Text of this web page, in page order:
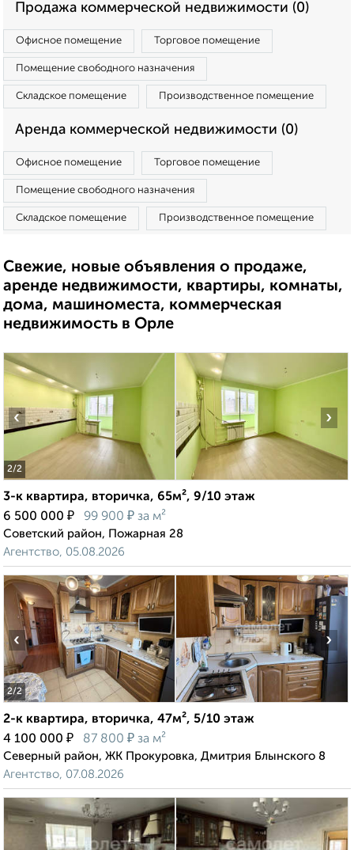
Продажа коммерческой недвижимости (0)
Офисное помещение Торговое помещение
Помещение свободного назначения
Складское помещение Производственное помещение
Аренда коммерческой недвижимости (0)
Офисное помещение Торговое помещение
Помещение свободного назначения
Складское помещение Производственное помещение
Свежие, новые объявления о продаже,
аренде недвижимости, квартиры, комнаты,
дома, машиноместа, коммерческая
недвижимость в Орле
2/2
‹ ›
3-к квартира, вторичка, 65м², 9/10 этаж
6 500 000 ₽ 99 900 ₽ за м²
Советский район, Пожарная 28
Агентство, 05.08.2026
2/2
‹ ›
2-к квартира, вторичка, 47м², 5/10 этаж
4 100 000 ₽ 87 800 ₽ за м²
Северный район, ЖК Прокуровка, Дмитрия Блынского 8
Агентство, 07.08.2026